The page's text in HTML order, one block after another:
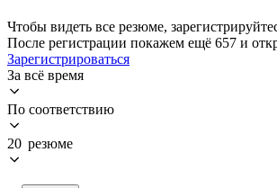
Чтобы видеть все резюме,
После регистрации покажем ещё 657 и
Зарегистрироваться
За всё время
По соответствию
20 резюме